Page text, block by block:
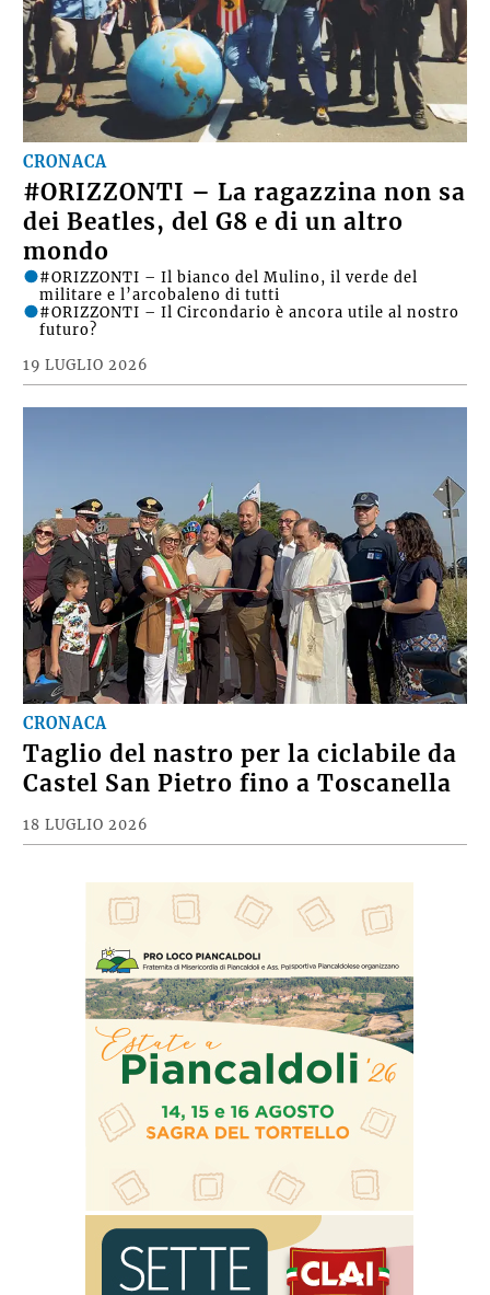
CRONACA
#ORIZZONTI – La ragazzina non sa
dei Beatles, del G8 e di un altro
mondo
19 LUGLIO 2026
#ORIZZONTI – Il bianco del Mulino, il verde del
militare e l’arcobaleno di tutti
#ORIZZONTI – Il Circondario è ancora utile al nostro
futuro?
CRONACA
Taglio del nastro per la ciclabile da
Castel San Pietro fino a Toscanella
18 LUGLIO 2026